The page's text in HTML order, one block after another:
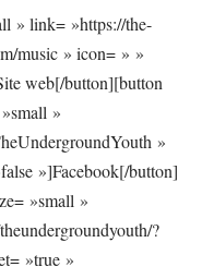
» link= »https://the-
music » icon= » »
web[/button][button
»
»
»]Facebook[/button]
»small »
?
»true »